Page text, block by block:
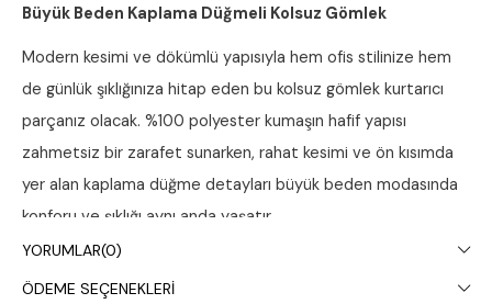
Büyük Beden Kaplama Düğmeli Kolsuz Gömlek
Modern kesimi ve dökümlü yapısıyla hem ofis stilinize hem
de günlük şıklığınıza hitap eden bu kolsuz gömlek kurtarıcı
parçanız olacak. %100 polyester kumaşın hafif yapısı
zahmetsiz bir zarafet sunarken, rahat kesimi ve ön kısımda
yer alan kaplama düğme detayları büyük beden modasında
konforu ve şıklığı aynı anda yaşatır.
Ürün Detayları ve Teknik Özellikler
YORUMLAR(0)
ÖDEME SEÇENEKLERI